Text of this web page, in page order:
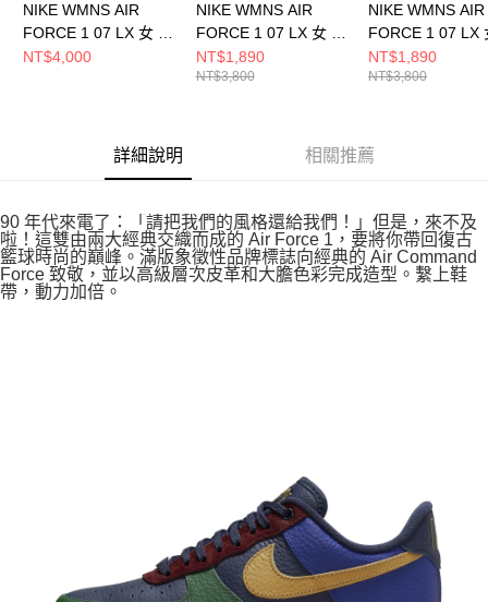
NIKE WMNS AIR
FORCE 1 07 LX 女 休
閒鞋 IO7595211
NT$4,000
NIKE WMNS AIR
FORCE 1 07 LX 女 休
閒鞋 DQ5079001
NT$1,890
NT$3,800
NIKE WMNS AIR
FORCE 1 07 LX
閒鞋 HF5719139
NT$1,890
NT$3,800
詳細說明 相關推薦
90 年代來電了：「請把我們的風格還給我們！」但是，來不及
啦！這雙由兩大經典交織而成的 Air Force 1，要將你帶回復古
籃球時尚的巔峰。滿版象徵性品牌標誌向經典的 Air Command
Force 致敬，並以高級層次皮革和大膽色彩完成造型。繫上鞋
帶，動力加倍。